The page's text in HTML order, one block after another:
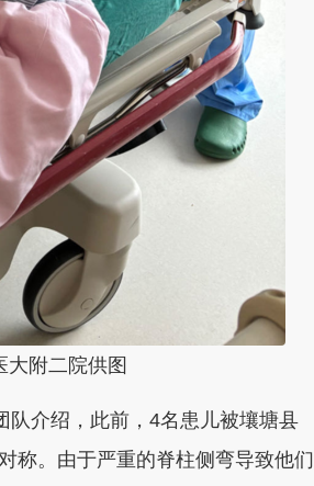
附二院供图
介绍，此前，4名患儿被壤塘县
称。由于严重的脊柱侧弯导致他们